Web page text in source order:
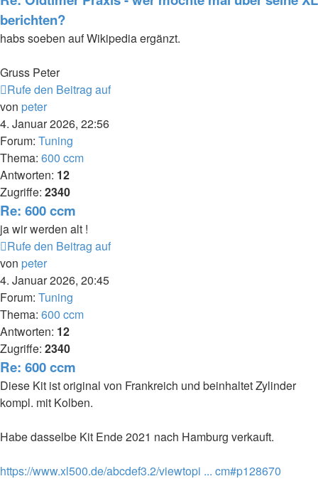
berichten?
habs soeben auf Wikipedia ergänzt.
Gruss Peter
Rufe den Beitrag auf
von peter
4. Januar 2026, 22:56
Forum: Tuning
Thema: 600 ccm
Antworten: 12
Zugriffe: 2340
Re: 600 ccm
ja wir werden alt !
Rufe den Beitrag auf
von peter
4. Januar 2026, 20:45
Forum: Tuning
Thema: 600 ccm
Antworten: 12
Zugriffe: 2340
Re: 600 ccm
Diese Kit ist original von Frankreich und beinhaltet Zylinder
kompl. mit Kolben.
Habe dasselbe Kit Ende 2021 nach Hamburg verkauft.
https://www.xl500.de/abcdef3.2/viewtopi ... cm#p128670